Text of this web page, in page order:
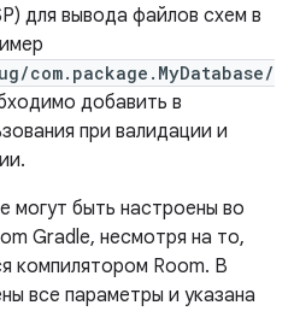
для вывода файлов схем в
com.package.MyDatabase/
добавить в
при валидации и
могут быть настроены во
Gradle, несмотря на то,
компилятором Room. В
все параметры и указана